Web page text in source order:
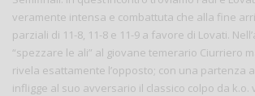
veramente intensa e combattuta che alla fine
parziali di 11-8, 11-8 e 11-9 a favore di Lovati.
“spezzare le ali” al giovane temerario Ciurriero
rivela esattamente l’opposto; con una partenza
infligge al suo avversario il classico colpo da